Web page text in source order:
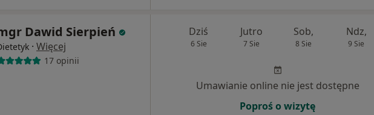
Dawid Sierpień
· Więcej
17 opinii
Dziś
6 Sie
Jutro
7 Sie
Sob,
8 Sie
Ndz,
9 Sie
Umawianie online nie jest dostępne
Poproś o wizytę